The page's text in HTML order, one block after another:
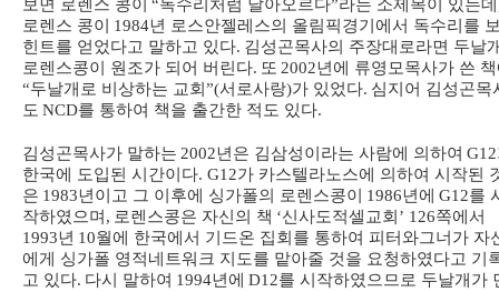
보면 로렌스 콩이 “독수리처럼 날아오르다”라는 소제목이 있는데
로렌스 콩이
1984년 로스안젤레스의 올림픽경기에서 독수리를
힌트를 얻었다고 말하고 있다. 김성곤목사의 주장대로라면 두날
로렌스콩이 원조가 되어 버린다. 또 2002년에 류영모목사가 쓴
“두날개로 비상하는 교회 ”(서로사랑)가 있었다. 심지어 김성곤목
도 NCD를 통하여 책을 출간한 적도 있다.
김성곤목사가 말하는 2002년은 김삼성이라는 사람에 의하여 G12
한국에 도입된 시간이다. G12가 카스텔라노스에 의하여 시작된
은 1983년이고 그 이후에 싱가폴의 로렌스콩이 1986년에 G12를
작하였으며 , 로렌스콩은 자신의 책 ‘신사도적셀교회 ’ 126쪽에서
1993년 10월에 한국에서 기드온 집회를 통하여 피터와그너가 자
에게 싱가폴 영적네트워크 지도를 맡아줄 것을 요청하였다고 기
고 있다. 다시 말하여 1994년에 D12를 시작하였으므로 두날개가